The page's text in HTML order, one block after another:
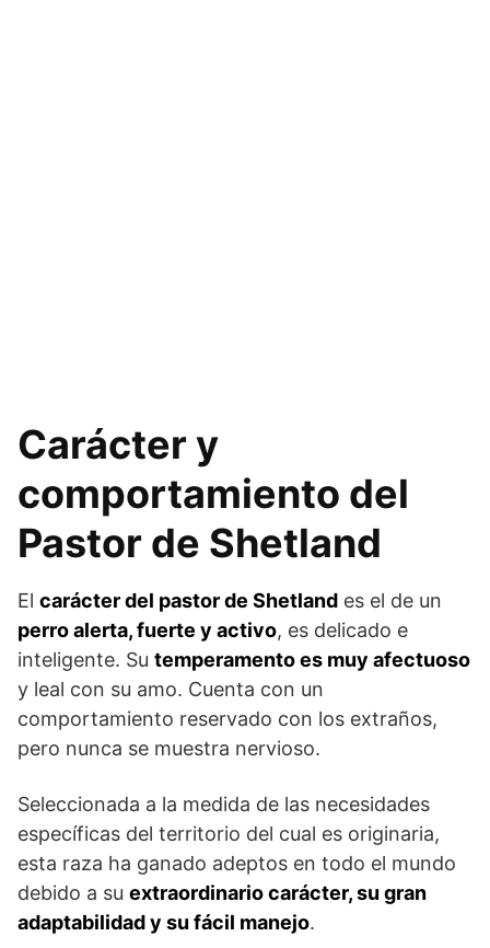
Carácter y
comportamiento del
Pastor de Shetland
El carácter del pastor de Shetland es el de un
perro alerta, fuerte y activo, es delicado e
inteligente. Su temperamento es muy afectuoso
y leal con su amo. Cuenta con un
comportamiento reservado con los extraños,
pero nunca se muestra nervioso.
Seleccionada a la medida de las necesidades
específicas del territorio del cual es originaria,
esta raza ha ganado adeptos en todo el mundo
debido a su extraordinario carácter, su gran
adaptabilidad y su fácil manejo.